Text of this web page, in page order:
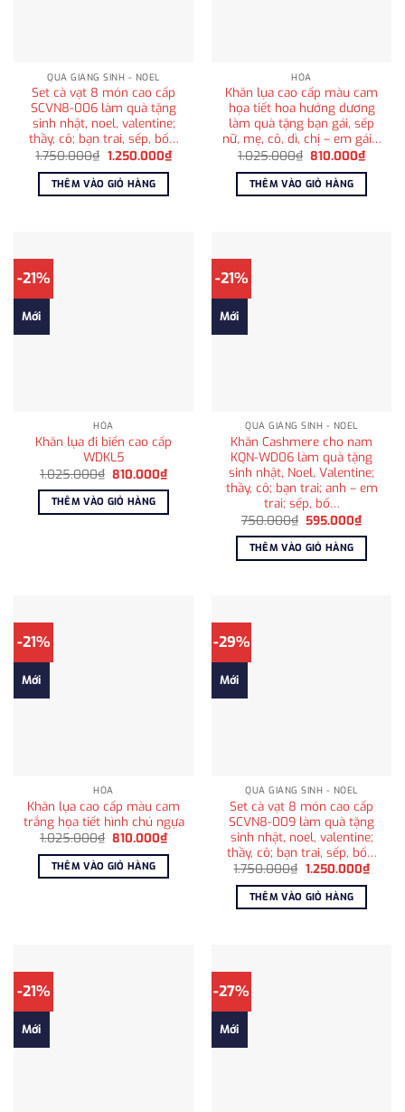
QUÀ GIÁNG SINH - NOEL
Set cà vạt 8 món cao cấp
SCVN8-006 làm quà tặng
sinh nhật, noel, valentine;
thầy, cô; bạn trai, sếp, bố…
1.750.000₫ Giá
là:
1.750.000₫.
1.250.000₫Giá
hiện
1.250.000₫.
THÊM VÀO GIỎ HÀNG
HỎA
Khăn lụa cao cấp màu cam
họa tiết hoa hướng dương
làm quà tặng bạn gái, sếp
nữ, mẹ, cô, dì, chị – em gái…
1.025.000₫ Giá
là:
1.025.000₫.
810.000₫Giá
hiện
tại
THÊM VÀO GIỎ HÀNG
-21%
Mới
HỎA
Khăn lụa đi biển cao cấp
WDKL5
1.025.000₫ Giá
là:
1.025.000₫.
810.000₫Giá
hiện
tại
810.000₫.
THÊM VÀO GIỎ HÀNG
-21%
Mới
QUÀ GIÁNG SINH - NOEL
Khăn Cashmere cho nam
KQN-WD06 làm quà tặng
sinh nhật, Noel, Valentine;
thầy, cô; bạn trai; anh – em
trai; sếp, bố…
750.000₫ Giá
là:
750.000₫.
595.000₫Giá
hiện
tại
THÊM VÀO GIỎ HÀNG
-21%
Mới
HỎA
Khăn lụa cao cấp màu cam
trắng họa tiết hình chú ngựa
1.025.000₫ Giá
là:
1.025.000₫.
810.000₫Giá
hiện
tại
810.000₫.
THÊM VÀO GIỎ HÀNG
-29%
Mới
QUÀ GIÁNG SINH - NOEL
Set cà vạt 8 món cao cấp
SCVN8-009 làm quà tặng
sinh nhật, noel, valentine;
thầy, cô; bạn trai, sếp, bố…
1.750.000₫ Giá
là:
1.750.000₫.
1.250.000₫Giá
hiện
THÊM VÀO GIỎ HÀNG
-21%
Mới
-27%
Mới